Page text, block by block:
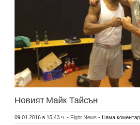
Новият Майк Тайсън
09.01.2016 в 15:43 ч. - Fight News - Няма